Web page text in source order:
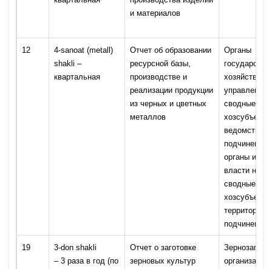
и материалов
12
4-sanoat (metall)
shakli –
квартальная
Отчет об образовании
ресурсной базы,
производстве и
реализации продукции
из черных и цветных
металлов
Органы
управления
сводные
подчинения;
органы
власти на
сводные
подчинения
19
3-don shakli
– 3 раза в год (по
Отчет о заготовке
зерновых культур
организации